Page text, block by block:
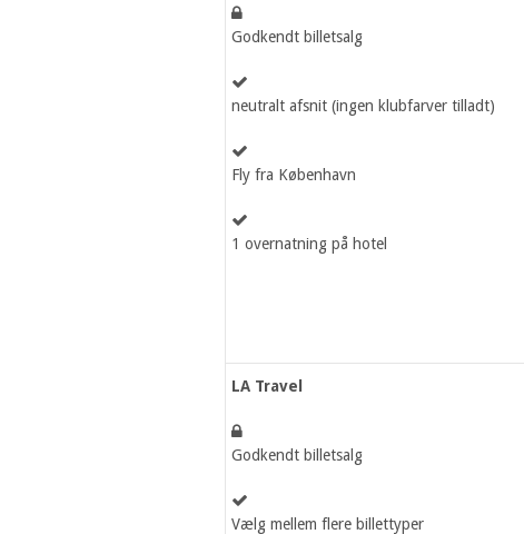
Godkendt billetsalg
neutralt afsnit (ingen klubfarver tilladt)
Fly fra København
1 overnatning på hotel
LA Travel
Godkendt billetsalg
Vælg mellem flere billettyper